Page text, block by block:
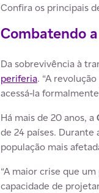
Confira os principais
Combatendo
Da sobrevivência à
periferia. “A
acessá-la
Há mais de 20 anos, a
de 24 países.
população mais
“A maior crise que
capacidade de